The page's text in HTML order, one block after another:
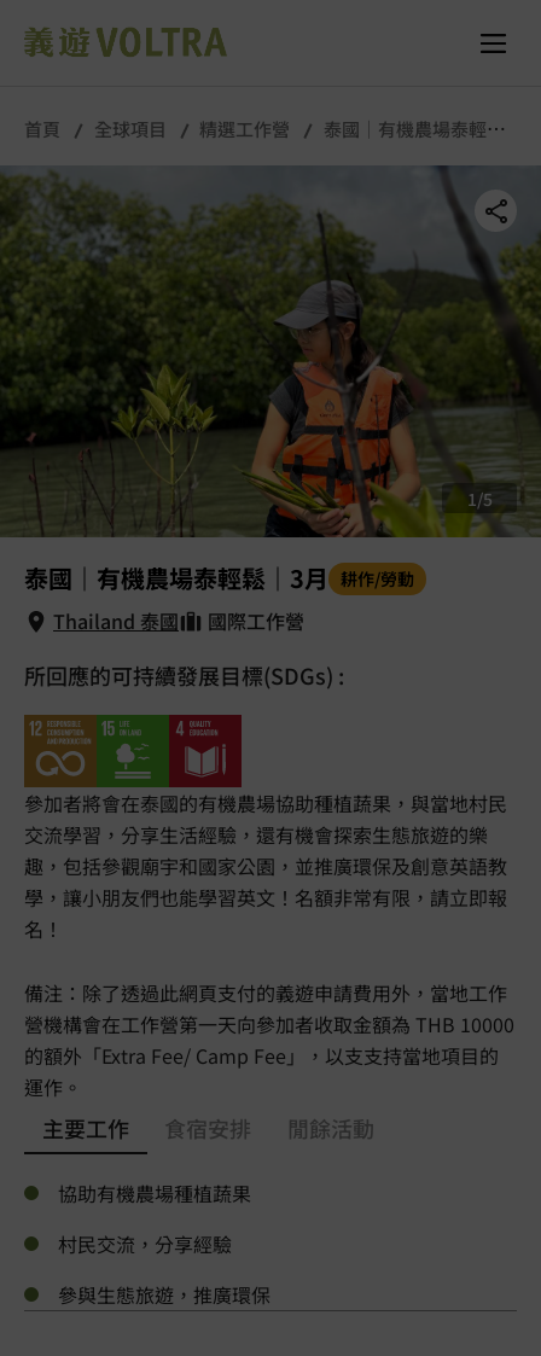
首頁 全球項目 精選工作營
泰國｜有機農場泰輕鬆
泰國｜有機農場泰輕鬆｜3月 耕作/勞動
Thailand 泰國 國際工作營
1 /5
所回應的可持續發展目標(SDGs) :
參加者將會在泰國的有機農場協助種植蔬果，與當地村民
交流學習，分享生活經驗，還有機會探索生態旅遊的樂
趣，包括參觀廟宇和國家公園，並推廣環保及創意英語教
學，讓小朋友們也能學習英文！名額非常有限，請立即報
名！
備注：除了透過此網頁支付的義遊申請費用外，當地工作
營機構會在工作營第一天向參加者收取金額為 THB 10000
的額外「Extra Fee/ Camp Fee」，以支支持當地項目的
運作。
主要工作 食宿安排 閒餘活動
協助有機農場種植蔬果
村民交流，分享經驗
參與生態旅遊，推廣環保
舉行城市/地點 (只供參考)
Thailand 泰國